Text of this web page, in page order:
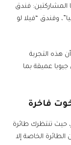
فندق
وفندق “فيلا لو
ما يعني أن هذه التجربة
عميقة بما
فاخرة
حيث تنتظرك طائرة
الخاصة إلا